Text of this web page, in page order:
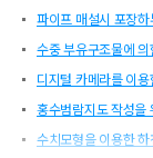
파이프 매설시 포장
수중 부유구조물에
디지털 카메라를 이
홍수범람지도 작성을
수치모형을 이용한